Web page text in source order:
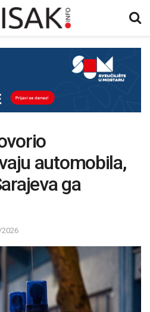
automobila,
ga